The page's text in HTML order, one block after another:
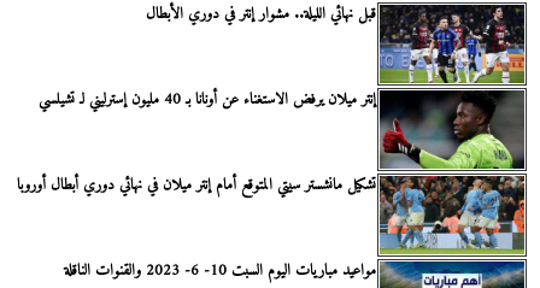
قبل نهائي الليلة.. مشوار إنتر في دوري الأبطال
إنتر ميلان يرفض الاستغناء عن أونانا بـ 40 مليون إسترليني لـ تشيلسي
تشكيل مانشستر سيتي المتوقع أمام إنتر ميلان في نهائي دوري أبطال أوروبا
مواعيد مباريات اليوم السبت 10- 6- 2023 والقنوات الناقلة